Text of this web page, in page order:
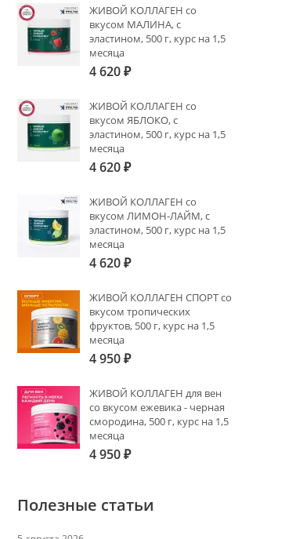
ЖИВОЙ КОЛЛАГЕН со
вкусом МАЛИНА, с
эластином, 500 г, курс на 1,5
месяца
4 620₽
ЖИВОЙ КОЛЛАГЕН со
вкусом ЯБЛОКО, с
эластином, 500 г, курс на 1,5
месяца
4 620₽
ЖИВОЙ КОЛЛАГЕН со
вкусом ЛИМОН-ЛАЙМ, с
эластином, 500 г, курс на 1,5
месяца
4 620₽
ЖИВОЙ КОЛЛАГЕН СПОРТ со
вкусом тропических
фруктов, 500 г, курс на 1,5
месяца
4 950₽
ЖИВОЙ КОЛЛАГЕН для вен
со вкусом ежевика - черная
смородина, 500 г, курс на 1,5
месяца
4 950₽
Полезные статьи